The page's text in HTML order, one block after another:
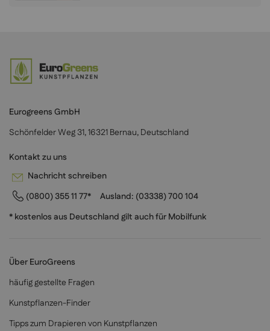
Eurogreens GmbH
Schönfelder Weg 31, 16321 Bernau, Deutschland
Kontakt zu uns
Nachricht schreiben
(0800) 355 11 77*
Ausland: (03338) 700 104
* kostenlos aus Deutschland gilt auch für Mobilfunk
Über EuroGreens
häufig gestellte Fragen
Kunstpflanzen-Finder
Tipps zum Drapieren von Kunstpflanzen